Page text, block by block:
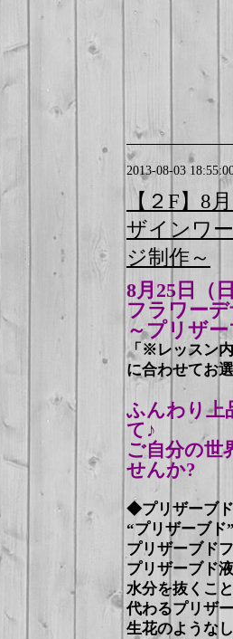
2013-08-03
【２F】8
ザインワ
ジ制作～
8月25日（
フラワー
～プリザ
「※レッスン
に合わせてお
ふんわり上
て♪
ご自分の世
せんか?
◆プリザーブ
“プリザーブド
プリザーブド
プリザーブド
水分を抜くこ
代わるプリザ
生花のような